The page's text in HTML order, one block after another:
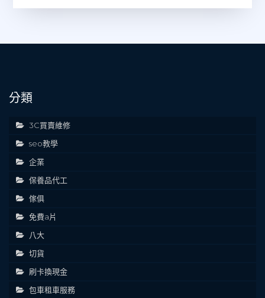
分類
3C買賣維修
seo教學
企業
保養品代工
傢俱
免費a片
八大
切貨
刷卡換現金
包車租車服務